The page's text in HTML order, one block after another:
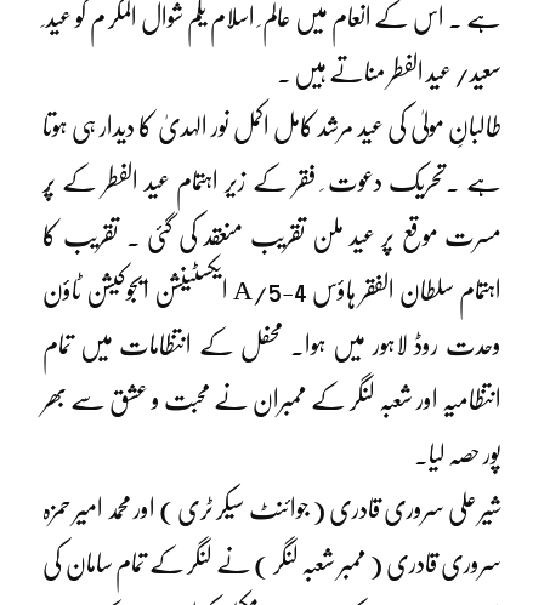
ہے ۔ اس کے انعام میں عالم ِ اسلام یکم شوال المکر م کو عید ِ
سعید/ عید الفطر مناتے ہیں ۔
طالبانِ مولیٰ کی عید مرشد کامل اکمل نور الہدیٰ کا دیدار ہی ہوتا
ہے ۔تحریک دعوت ِ فقر کے زیر اہتمام عید الفطر کے پُر
مسرت موقع پر عید ملن تقریب منعقد کی گئی ۔ تقریب کا
اہتمام سلطان الفقر ہاؤس 4-5/A ایکسٹینشن ایجوکیشن ٹاؤن
وحدت روڈ لاہور میں ہوا۔ محفل کے انتظامات میں تمام
انتظامیہ اور شعبہ لنگر کے ممبران نے محبت و عشق سے بھر
پور حصہ لیا۔
شیر علی سروری قادری ( جوائنٹ سیکر ٹری ) اور محمد امیر حمزہ
سروری قادری ( ممبر شعبہ لنگر ) نے لنگر کے تمام سامان کی